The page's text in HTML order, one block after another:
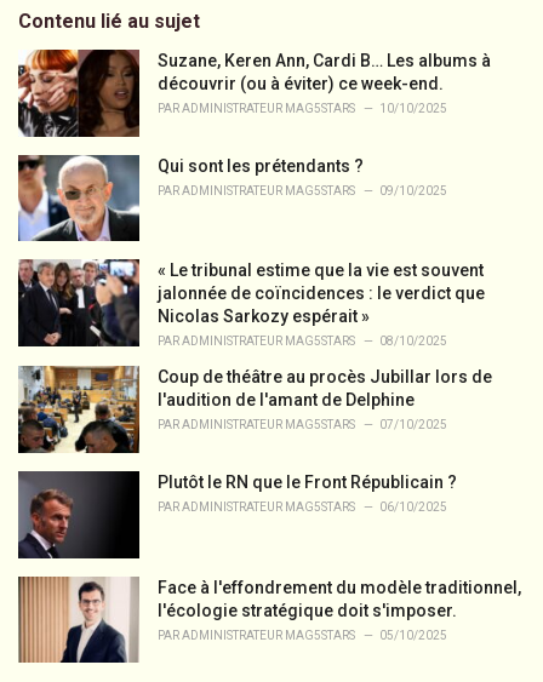
e
o
r
i
e
:
Contenu lié au sujet
Suzane, Keren Ann, Cardi B… Les albums à
découvrir (ou à éviter) ce week-end.
PARADMINISTRATEUR MAG5STARS 10/10/2025
Qui sont les prétendants ?
PARADMINISTRATEUR MAG5STARS 09/10/2025
« Le tribunal estime que la vie est souvent
jalonnée de coïncidences : le verdict que
Nicolas Sarkozy espérait »
PARADMINISTRATEUR MAG5STARS 08/10/2025
Coup de théâtre au procès Jubillar lors de
l'audition de l'amant de Delphine
PARADMINISTRATEUR MAG5STARS 07/10/2025
Plutôt le RN que le Front Républicain ?
PARADMINISTRATEUR MAG5STARS 06/10/2025
Face à l'effondrement du modèle traditionnel,
l'écologie stratégique doit s'imposer.
PARADMINISTRATEUR MAG5STARS 05/10/2025